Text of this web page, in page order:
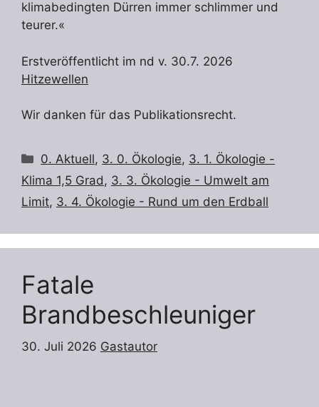
klimabedingten Dürren immer schlimmer und
teurer.«
Erstveröffentlicht im nd v. 30.7. 2026
Hitzewellen
Wir danken für das Publikationsrecht.
Kategorien
0. Aktuell, 3. 0. Ökologie, 3. 1. Ökologie -
Klima 1,5 Grad, 3. 3. Ökologie - Umwelt am
Limit, 3. 4. Ökologie - Rund um den Erdball
Fatale
Brandbeschleuniger
30. Juli 2026 Gastautor